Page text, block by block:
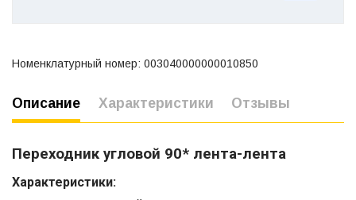
Номенклатурный номер: 003040000000010850
Описание Характеристики Отзывы
Переходник угловой 90* лента-лента
Характеристики: